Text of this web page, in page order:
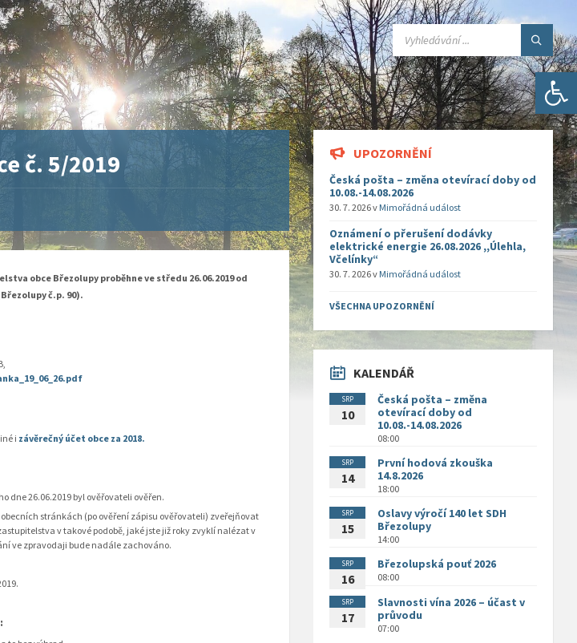
Open toolbar
SEARCH:
č. 5/2019
obce Březolupy proběhneve středu 26.06.2019od
č.p. 90).
i závěrečný účet obce za 2018.
dne 26.06.2019 byl ověřovateli ověřen.
stránkách (po ověření zápisu ověřovateli) zveřejňovat
v takové podobě, jaké jste již roky zvyklí nalézat v
ve zpravodaji bude nadále zachováno.
UPOZORNĚNÍ
Česká pošta – změna otevírací doby od
10.08.-14.08.2026
30. 7. 2026v Mimořádná událost
Oznámení o přerušení dodávky
elektrické energie 26.08.2026 ,,Úlehla,
Včelínky“
30. 7. 2026v Mimořádná událost
VŠECHNA UPOZORNĚNÍ
KALENDÁŘ
SRP
10
Česká pošta – změna
otevírací doby od
10.08.-14.08.2026
08:00
SRP
14
První hodová zkouška
14.8.2026
18:00
SRP
15
Oslavy výročí 140 let SDH
Březolupy
14:00
SRP
16
Březolupská pouť 2026
08:00
SRP
17
Slavnosti vína 2026 – účast v
průvodu
07:00